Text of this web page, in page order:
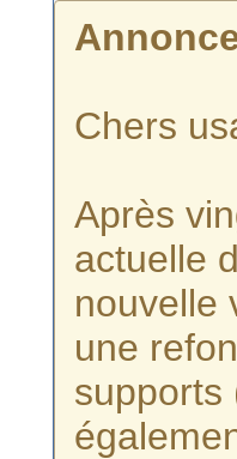
Chers
Après
actuelle
nouvelle
une
supports